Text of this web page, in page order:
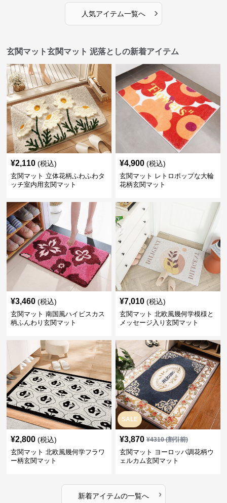
人気アイテム一覧へ ›
玄関マット玄関マット 泥落としの新着アイテム
¥2,110 (税込)
玄関マット 立体花柄ふわふわタ
ッチ室内用玄関マット
¥4,900 (税込)
玄関マット レトロポップな大輪
花柄玄関マット
¥3,460 (税込)
玄関マット 南国風ハイビスカス
柄ふんわり玄関マット
¥7,010 (税込)
玄関マット 北欧風幾何学模様と
メッセージ入り玄関マット
¥2,800 (税込)
玄関マット 北欧風幾何学フラワ
ー柄玄関マット
SALE
¥3,870 ¥4310(割引前)
玄関マット ヨーロッパ調花柄ウ
ェルカム玄関マット
新着アイテムの一覧へ ›